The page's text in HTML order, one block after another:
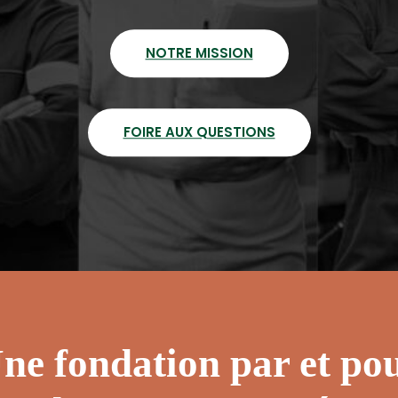
NOTRE MISSION
FOIRE AUX QUESTIONS
fondation par et